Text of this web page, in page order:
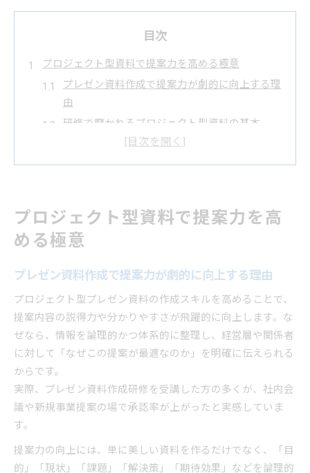
目次
プロジェクト型資料で提案力を高める極意
プレゼン資料作成で提案力が劇的に向上する理
由
研修で磨かれるプロジェクト型資料の基本
新規事業プレゼン資料例から学ぶ構成のコツ
説得力ある資料作成へ導く情報整理術
プレゼン資料作成研修で磨く実践スキル
研修で身につくプレゼン資料作成力とは
プロジェクト型プレゼン構成の実例紹介
パワーポイントを使った社内資料作成術
テンプレートを活用した効率的な資料作成
情報整理が鍵となるプロジェクト型資料
プレゼン資料作成に不可欠な情報整理の流れ
プロジェクトプレゼン構成と情報の優先順位
見やすいパワーポイント資料の整理ポイント
説得力を生む構成の工夫と資料作成法
プロジェクト型資料で提案力を高
める極意
プレゼン資料作成で提案力が劇的に向上する理由
プロジェクト型プレゼン資料の作成スキルを高めることで、
提案内容の説得力や分かりやすさが飛躍的に向上します。な
ぜなら、情報を論理的かつ体系的に整理し、経営層や関係者
に対して「なぜこの提案が最適なのか」を明確に伝えられる
からです。
実際、プレゼン資料作成研修を受講した方の多くが、社内会
議や新規事業提案の場で承認率が上がったと実感していま
す。
提案力の向上には、単に美しい資料を作るだけでなく、「目
的」「現状」「課題」「解決策」「期待効果」などを論理的